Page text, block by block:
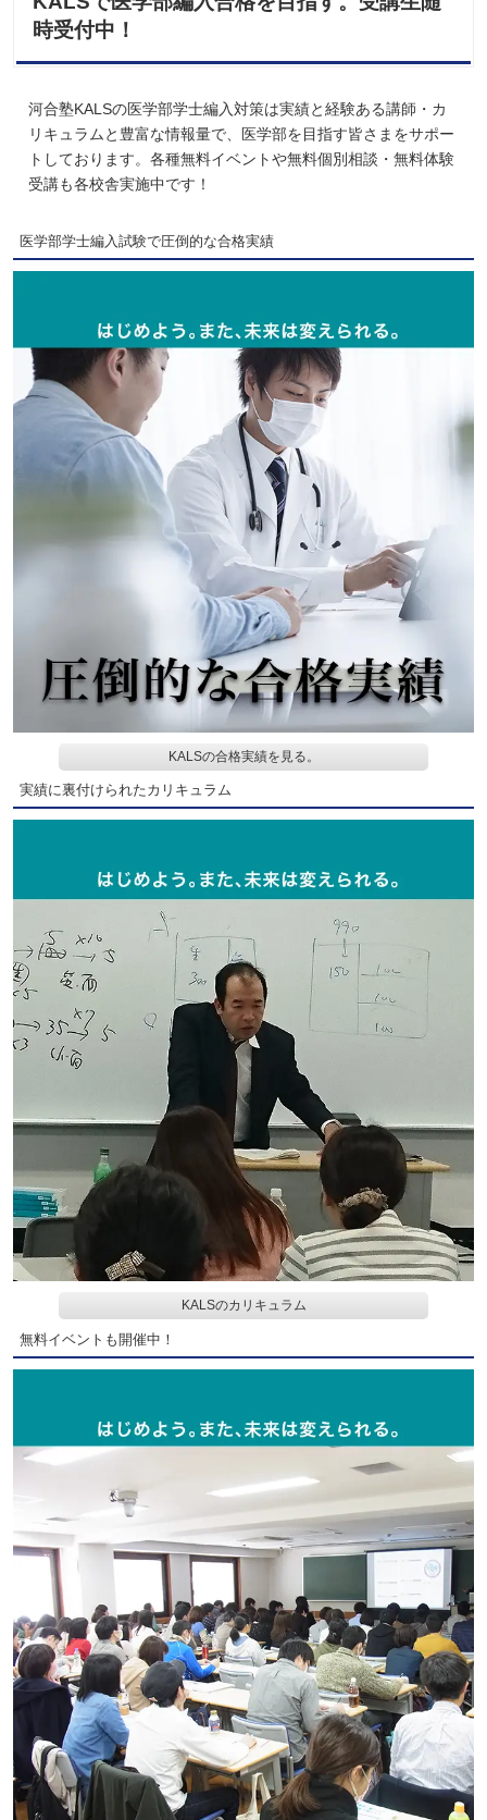
時受付中！
河合塾KALSの医学部学士編入対策は実績と経験ある講師・カ
リキュラムと豊富な情報量で、医学部を目指す皆さまをサポー
トしております。各種無料イベントや無料個別相談・無料体験
受講も各校舎実施中です！
医学部学士編入試験で圧倒的な合格実績
KALSの合格実績を見る。
実績に裏付けられたカリキュラム
KALSのカリキュラム
無料イベントも開催中！